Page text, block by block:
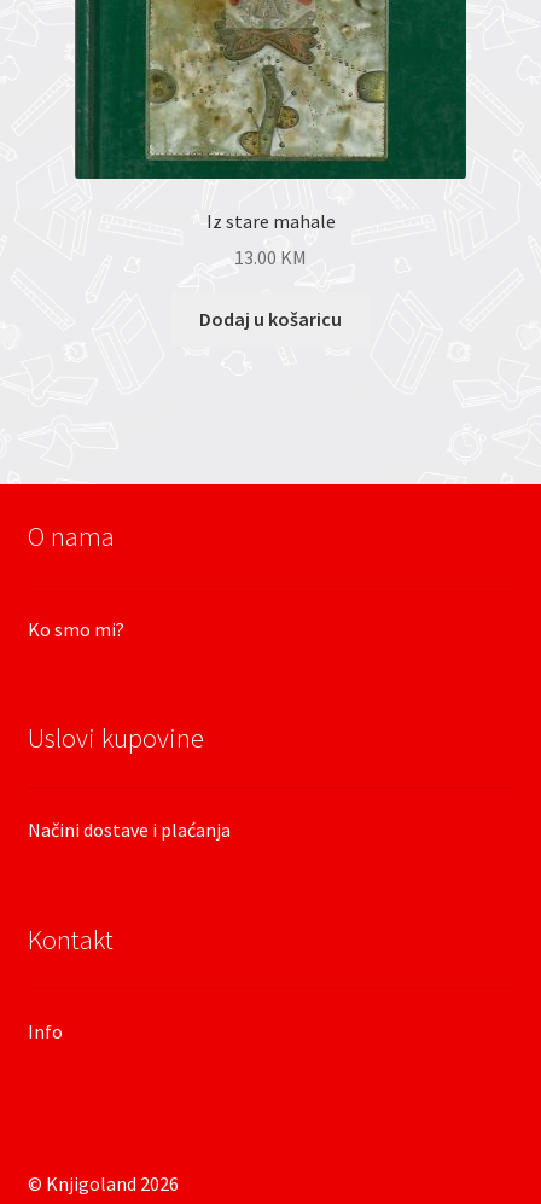
Iz stare mahale
13.00 KM
Dodaj u košaricu
O nama
Ko smo mi?
Uslovi kupovine
Načini dostave i plaćanja
Kontakt
Info
© Knjigoland 2026